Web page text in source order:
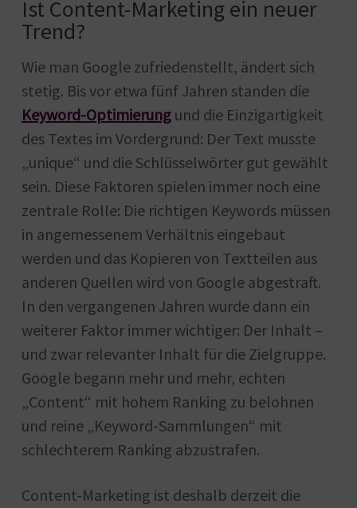
Ist Content-Marketing ein neuer
Trend?
Wie man Google zufriedenstellt, ändert sich
stetig. Bis vor etwa fünf Jahren standen die
Keyword-Optimierungund die Einzigartigkeit
des Textes im Vordergrund: Der Text musste
„unique“ und die Schlüsselwörter gut gewählt
sein. Diese Faktoren spielen immer noch eine
zentrale Rolle: Die richtigen Keywords müssen
in angemessenem Verhältnis eingebaut
werden und das Kopieren von Textteilen aus
anderen Quellen wird von Google abgestraft.
In den vergangenen Jahren wurde dann ein
weiterer Faktor immer wichtiger: Der Inhalt –
und zwar relevanter Inhalt für die Zielgruppe.
Google begann mehr und mehr, echten
„Content“ mit hohem Ranking zu belohnen
und reine „Keyword-Sammlungen“ mit
schlechterem Ranking abzustrafen.
Content-Marketing ist deshalb derzeit die